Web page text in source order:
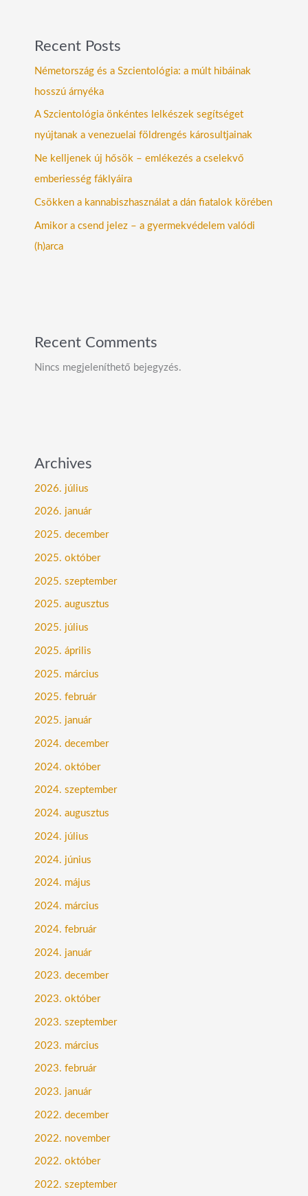
Recent Posts
Németország és a Szcientológia: a múlt hibáinak
hosszú árnyéka
A Szcientológia önkéntes lelkészek segítséget
nyújtanak a venezuelai földrengés károsultjainak
Ne kelljenek új hősök – emlékezés a cselekvő
emberiesség fáklyáira
Csökken a kannabiszhasználat a dán fiatalok körében
Amikor a csend jelez – a gyermekvédelem valódi
(h)arca
Recent Comments
Nincs megjeleníthető bejegyzés.
Archives
2026. július
2026. január
2025. december
2025. október
2025. szeptember
2025. augusztus
2025. július
2025. április
2025. március
2025. február
2025. január
2024. december
2024. október
2024. szeptember
2024. augusztus
2024. július
2024. június
2024. május
2024. március
2024. február
2024. január
2023. december
2023. október
2023. szeptember
2023. március
2023. február
2023. január
2022. december
2022. november
2022. október
2022. szeptember